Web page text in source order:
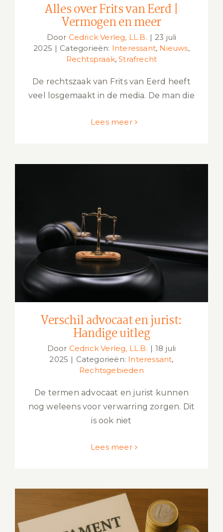
Alles over Frits van Eerd |
Vermogen en meer
Door Cedrick Verleg, LL.B. | 23 juli
2025 | Categorieën: Interessant, Nieuws,
Rechtspraak,Strafrecht
De rechtszaak van Frits van Eerd heeft
veel losgemaakt in de media. De man die
Lees meer
Verschil advocaat en jurist: Handige
uitleg
Verschil advocaat en jurist:
Handige uitleg
Door Cedrick Verleg, LL.B. | 18 juli
2025 | Categorieën: Interessant,
Rechtsgebieden
De termen advocaat en jurist kunnen
nog weleens voor verwarring zorgen. Dit
is ook niet
Lees meer